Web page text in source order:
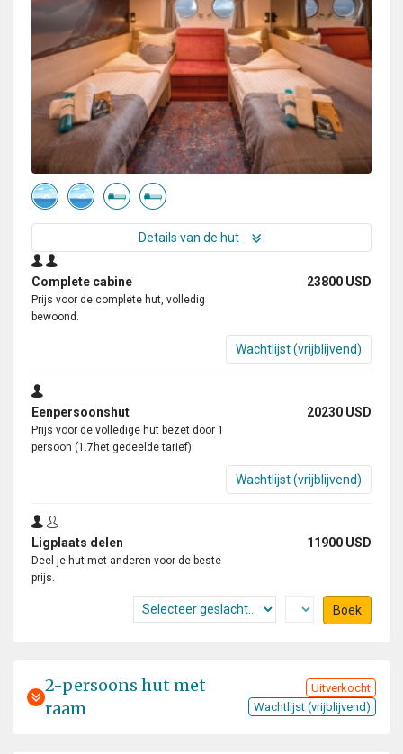
Details van de hut
Complete cabine 23800 USD
Prijs voor de complete hut, volledig
bewoond.
Wachtlijst (vrijblijvend)
Eenpersoonshut 20230 USD
Prijs voor de volledige hut bezet door 1
persoon (1.7het gedeelde tarief).
Wachtlijst (vrijblijvend)
Ligplaats delen 11900 USD
Deel je hut met anderen voor de beste
prijs.
Boek
2-persoons hut met
raam
Uitverkocht
Wachtlijst (vrijblijvend)